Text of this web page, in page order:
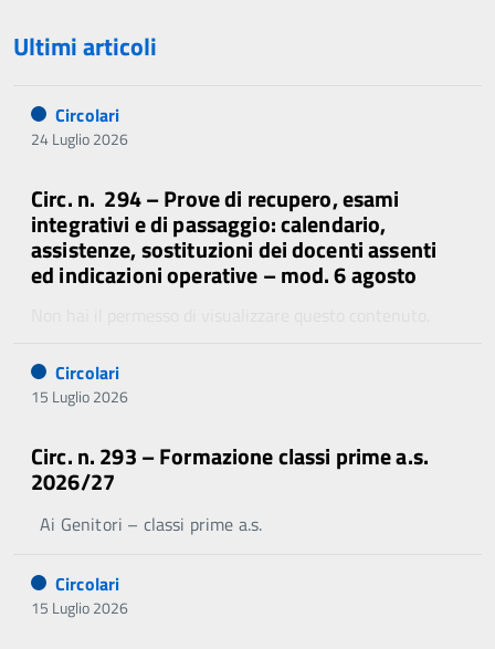
Ultimi articoli
Circolari
24 Luglio 2026
Circ. n. 294 – Prove di recupero, esami
integrativi e di passaggio: calendario,
assistenze, sostituzioni dei docenti assenti
ed indicazioni operative – mod. 6 agosto
Circolari
15 Luglio 2026
Circ. n. 293 – Formazione classi prime a.s.
2026/27
Ai Genitori – classi prime a.s.
Circolari
15 Luglio 2026